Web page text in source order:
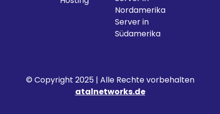
Nordamerika
Server in
Südamerika
© Copyright 2025 | Alle Rechte vorbehalten
atalnetworks.de